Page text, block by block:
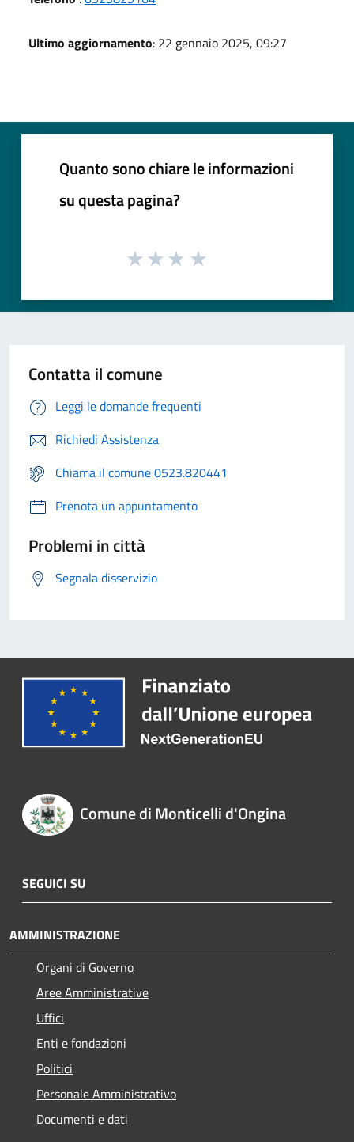
Ultimo aggiornamento: 22 gennaio 2025, 09:27
Quanto sono chiare le informazioni
su questa pagina?
Contatta il comune
Leggi le domande frequenti
Richiedi Assistenza
Chiama il comune 0523.820441
Prenota un appuntamento
Problemi in città
Segnala disservizio
Comune di Monticelli d'Ongina
SEGUICI SU
AMMINISTRAZIONE
Organi di Governo
Aree Amministrative
Uffici
Enti e fondazioni
Politici
Personale Amministrativo
Documenti e dati